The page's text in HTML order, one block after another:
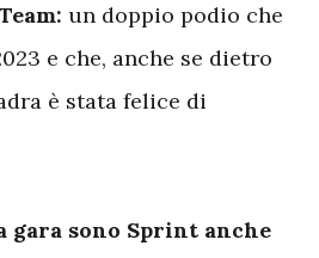
un doppio podio che
e che, anche se dietro
è stata felice di
gara sono Sprint anche